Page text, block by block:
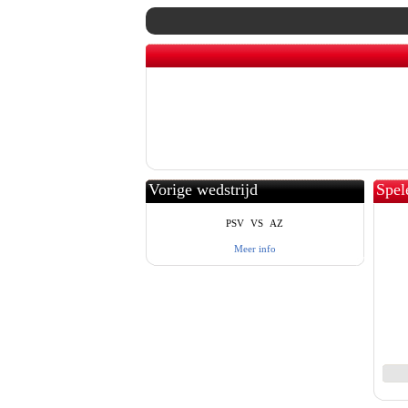
Vorige wedstrijd
PSV VS AZ
Meer info